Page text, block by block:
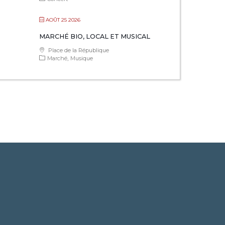
AOÛT 25 2026
MARCHÉ BIO, LOCAL ET MUSICAL
Place de la République
Marché Musique